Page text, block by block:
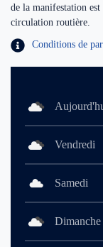
de la manifestation
circulation routière.
Conditions de
Vendredi
Samedi
Dimanche